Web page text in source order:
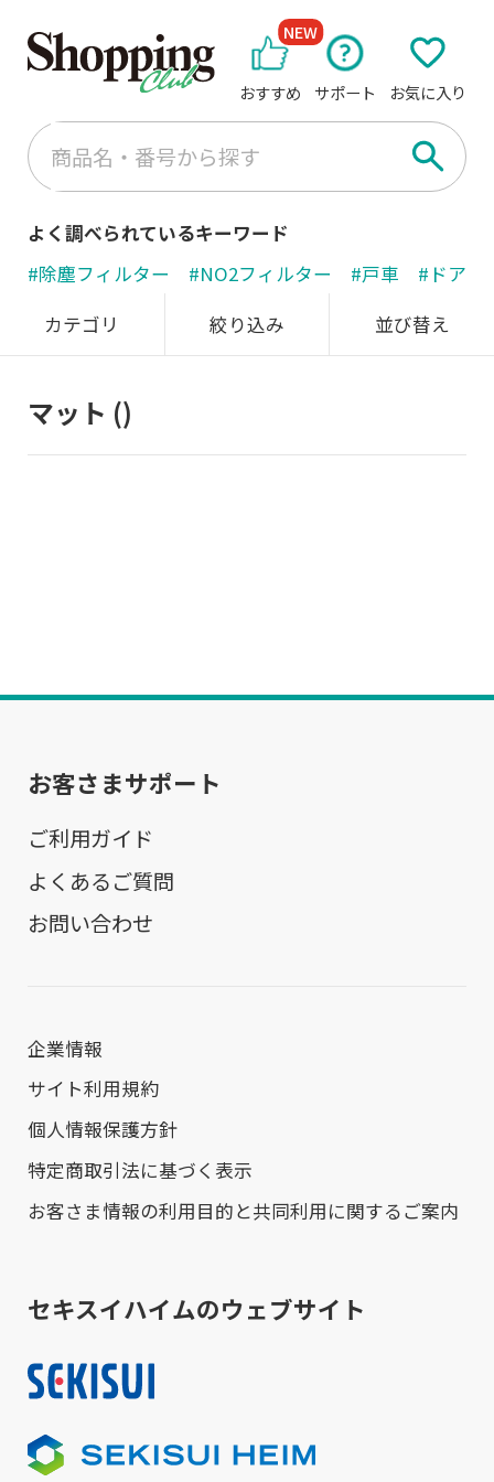
おすすめ
NEW
サポート お気に入り
よく調べられているキーワード
#除塵フィルター
#NO2フィルター #戸車
#ドアノ
カテゴリ
絞り込み 並び替え
マット ()
お客さまサポート
ご利用ガイド
よくあるご質問
お問い合わせ
企業情報
サイト利用規約
個人情報保護方針
特定商取引法に基づく表示
お客さま情報の利用目的と共同利用に関するご案内
セキスイハイムのウェブサイト